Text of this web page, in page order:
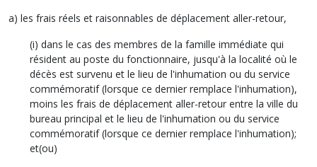
a) les frais réels et raisonnables de déplacement aller-retour,
(i) dans le cas des membres de la famille immédiate qui
résident au poste du fonctionnaire, jusqu'à la localité où le
décès est survenu et le lieu de l'inhumation ou du service
commémoratif (lorsque ce dernier remplace l'inhumation),
moins les frais de déplacement aller-retour entre la ville du
bureau principal et le lieu de l'inhumation ou du service
commémoratif (lorsque ce dernier remplace l'inhumation);
et(ou)